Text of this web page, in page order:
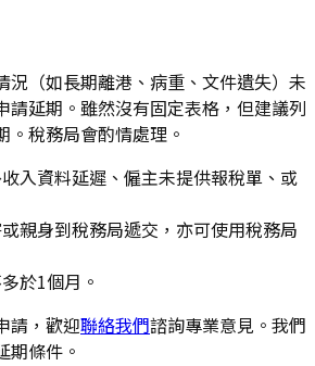
況（如長期離港、病重、文件遺失）未
請延期。雖然沒有固定表格，但建議列
。稅務局會酌情處理。
入資料延遲、僱主未提供報稅單、或
親身到稅務局遞交，亦可使用稅務局
於1個月。
請，歡迎聯絡我們諮詢專業意見。我們
期條件。